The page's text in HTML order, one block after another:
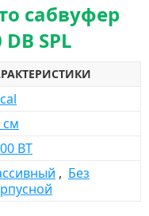
сабвуфер
SPL
см
ВТ
, Без